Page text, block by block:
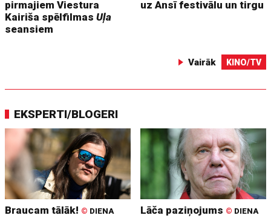
pirmajiem Viestura
Kairiša spēlfilmasUļa
seansiem
uz Ansī festivālu un tirgu
Vairāk KINO/TV
EKSPERTI/BLOGERI
Braucam tālāk! © DIENA Lāča paziņojums © DIENA